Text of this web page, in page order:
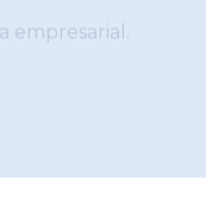
empresarial.